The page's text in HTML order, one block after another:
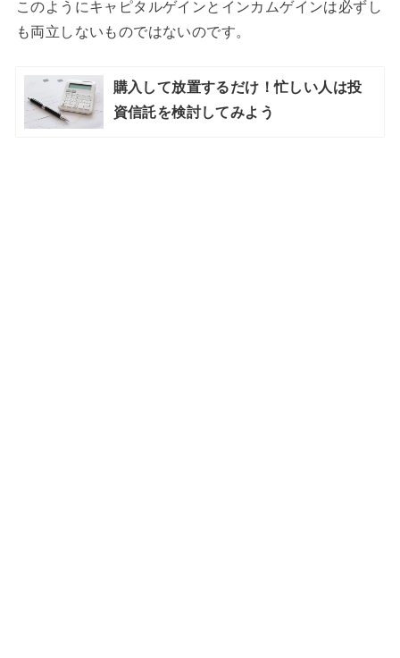
このようにキャピタルゲインとインカムゲインは必ずし
も両立しないものではないのです。
購入して放置するだけ！忙しい人は投
資信託を検討してみよう